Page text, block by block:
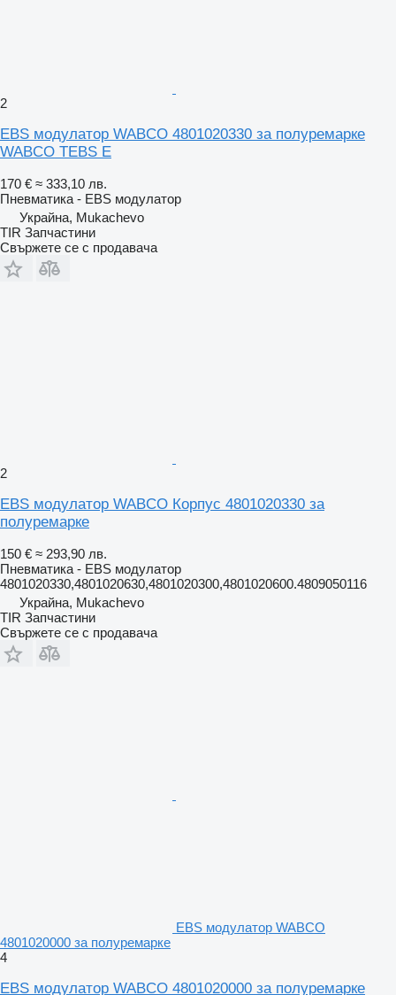
2
EBS модулатор WABCO 4801020330 за полуремарке
WABCO TEBS E
170 € ≈ 333,10 лв.
Пневматика - EBS модулатор
Украйна, Mukachevo
TIR Запчастини
Свържете се с продавача
2
EBS модулатор WABCO Корпус 4801020330 за
полуремарке
150 € ≈ 293,90 лв.
Пневматика - EBS модулатор
4801020330,4801020630,4801020300,4801020600.4809050116
Украйна, Mukachevo
TIR Запчастини
Свържете се с продавача
EBS модулатор WABCO
4801020000 за полуремарке
4
EBS модулатор WABCO 4801020000 за полуремарке